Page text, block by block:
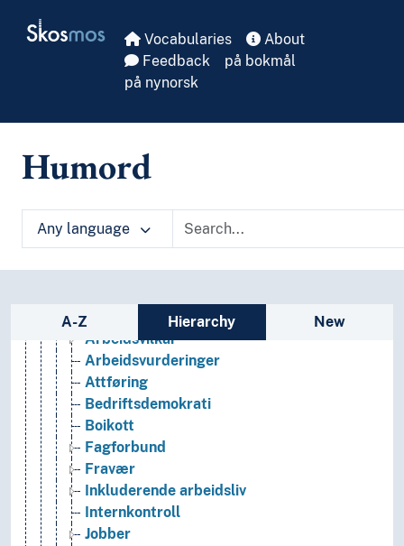
Skosmos Vocabularies
About
Feedback
på bokmål
på nynorsk
Humord
Any language
Sidebar listing: list and traverse
A-Z Hierarchy New
Arbeidsmarked
Arbeidsmiljø
Arbeidsmobilitet
Arbeidsorganisering
Arbeidsprosesser
Arbeidstilbud
Arbeidstillatelse
Arbeidstilsyn
Arbeidstvister
Arbeidsulykker
Arbeidsvilkår
Arbeidsvurderinger
Attføring
Bedriftsdemokrati
Boikott
Fagforbund
Fravær
Inkluderende arbeidsliv
Internkontroll
Jobber